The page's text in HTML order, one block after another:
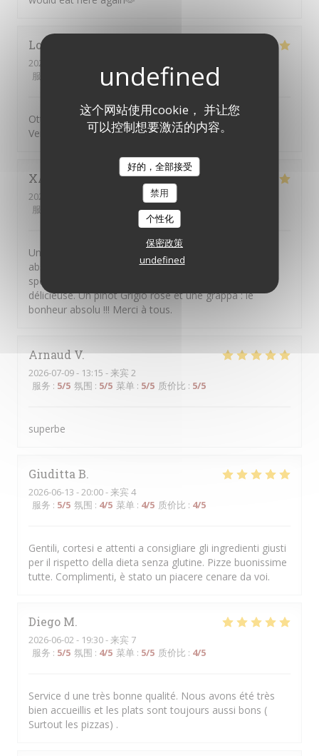
这个网站使用cookie， 并让您
可以控制想要激活的内容。
好的，全部接受
禁用
个性化
保密政策
undefined
Lorai
2026-07-17
服务
5 /5 菜单:5 /5 质价比: 5/5
Ottima pizza, personale attento, gentille e sorridente.
Vengo da anni e mai deluso
XAVIER
2026-07-10
服务
:5/5 质价比
Une terrasse dans une rue charmante, un personnel
absolument adorable, et une "pizza frite complète",
spécialité napolitaine rare à Paris, véritablement
délicieuse. Un pinot Grigio rosé et une grappa : le
bonheur absolu !!! Merci à tous.
ArnaudV
2026-07-09- 13:15 - 来宾 2
服务 : 5/5 氛围 : 5/5 菜单 : 5/5 质价比 : 5/5
superbe
Giuditta B
2026-06-13 - 20:00 - 来宾 4
服务 : 5/5 氛围 : 4/5 菜单 : 4/5 质价比 : 4/5
Gentili, cortesi e attenti a consigliare gli ingredienti giusti
per il rispetto della dieta senza glutine. Pizze buonissime
tutte. Complimenti, è stato un piacere cenare da voi.
Diego M
2026-06-02 - 19:30 - 来宾 7
服务 : 5/5 氛围 : 4/5 菜单 : 5/5 质价比 : 4/5
Service d une très bonne qualité. Nous avons été très
bien accueillis et les plats sont toujours aussi bons (
Surtout les pizzas) .